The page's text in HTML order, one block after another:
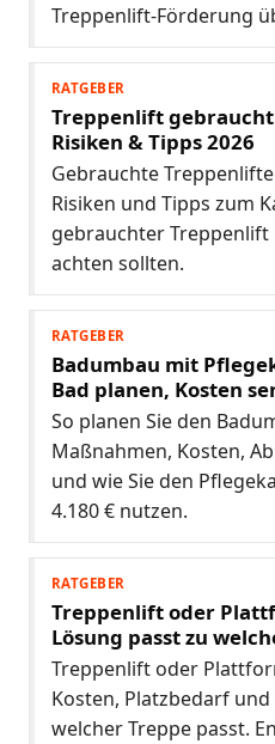
Treppenlift-Förderung
RATGEBER
Treppenlift gebraucht
Risiken & Tipps 2026
Gebrauchte
Risiken und Tipps zum
gebrauchter
achten sollten.
RATGEBER
Badumbau mit
Bad planen, Kosten
So planen Sie den
Maßnahmen, Kosten,
und wie Sie den
4.180 € nutzen.
RATGEBER
Treppenlift oder
Lösung passt zu
Treppenlift oder
Kosten, Platzbedarf
welcher Treppe passt.